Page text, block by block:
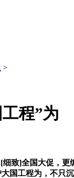
>
程”为
]全国大促，更
国工程为，不